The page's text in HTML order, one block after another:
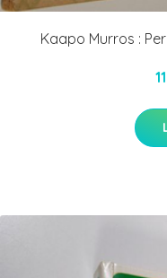
Kaapo Murros :